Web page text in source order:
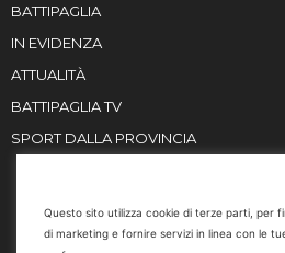
BATTIPAGLIA
IN EVIDENZA
ATTUALITÀ
BATTIPAGLIA TV
SPORT DALLA PROVINCIA
Questo sito utilizza cookie di terze parti, per
di marketing e fornire servizi in linea con le